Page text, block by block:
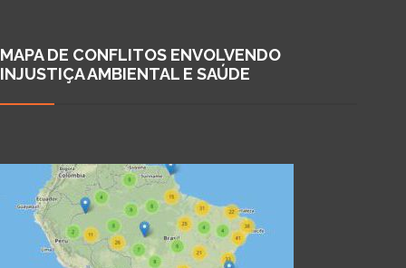
MAPA DE CONFLITOS ENVOLVENDO
INJUSTIÇA AMBIENTAL E SAÚDE